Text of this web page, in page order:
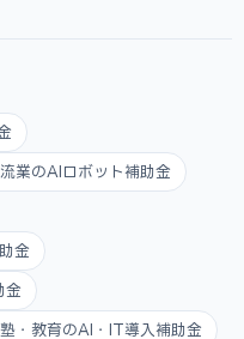
業のAIロボット補助金
金
金
・教育のAI・IT導入補助金